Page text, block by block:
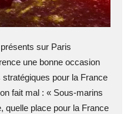
sur Paris
une bonne occasion
pour la France
fait mal : « Sous-marins
quelle place pour la France